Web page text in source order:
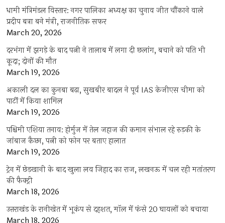
धामी मंत्रिमंडल विस्तार: नगर पालिका अध्यक्ष का चुनाव जीत चौंकाने वाले
प्रदीप बत्रा बने मंत्री, राजनीतिक सफर
March 20, 2026
दरभंगा में झगड़े के बाद पत्नी ने तालाब में लगा दी छलांग, बचाने को पति भी
कूदा; दोनों की मौत
March 19, 2026
अकाली दल का कुनबा बढ़ा, सुखबीर बादल ने पूर्व IAS केजीएस चीमा को
पार्टी में किया शामिल
March 19, 2026
पश्चिमी एशिया तनाव: होर्मुज में तेल जहाज की कमान संभाल रहे रुड़की के
जांबाज कैप्टन, पत्नी को फोन पर बताए हालात
March 19, 2026
ट्रेन में छेड़खानी के बाद खुला लव जिहाद का राज, लखनऊ में चल रही मतांतरण
की फैक्ट्री
March 18, 2026
उत्तराखंड के रानीखेत में भूकंप से दहशत, मॉल में फंसे 20 घायलों को बचाया